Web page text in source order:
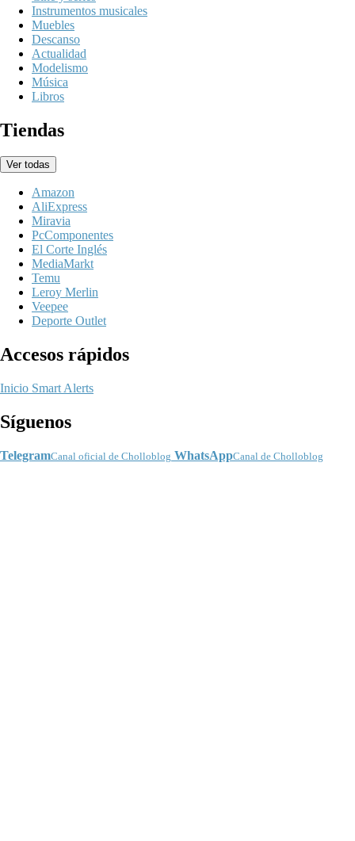
Instrumentos musicales
Muebles
Descanso
Actualidad
Modelismo
Música
Libros
Tiendas
Ver todas
Amazon
AliExpress
Miravia
PcComponentes
El Corte Inglés
MediaMarkt
Temu
Leroy Merlin
Veepee
Deporte Outlet
Accesos rápidos
Inicio Smart Alerts
Síguenos
TelegramCanal oficial de Cholloblog WhatsAppCanal de Cholloblog